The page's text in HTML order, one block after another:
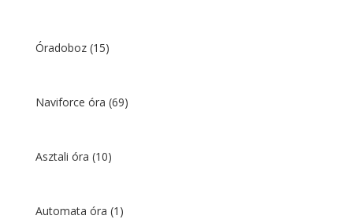
Óradoboz (15)
Naviforce óra (69)
Asztali óra (10)
Automata óra (1)